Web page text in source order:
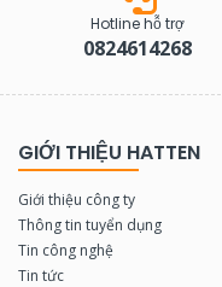
Hotline hỗ trợ
0824614268
GIỚI THIỆU HATTEN
Giới thiệu công ty
Thông tin tuyển dụng
Tin công nghệ
Tin tức